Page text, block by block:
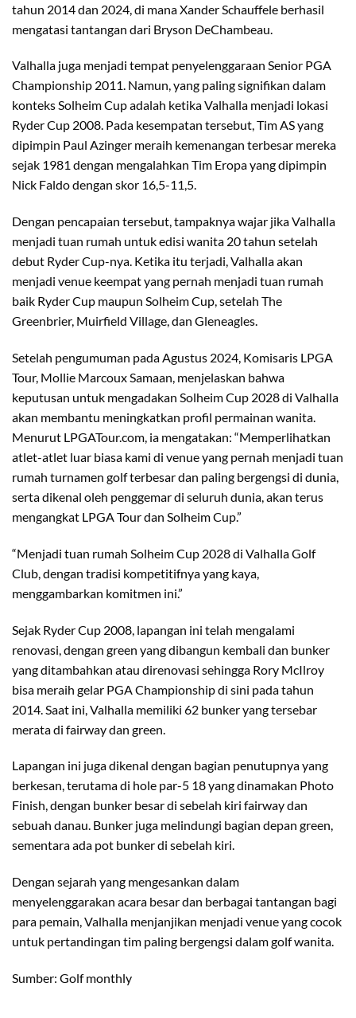
tahun 2014 dan 2024, di mana Xander Schauffele berhasil
mengatasi tantangan dari Bryson DeChambeau.
Valhalla juga menjadi tempat penyelenggaraan Senior PGA
Championship 2011. Namun, yang paling signifikan dalam
konteks Solheim Cup adalah ketika Valhalla menjadi lokasi
Ryder Cup 2008. Pada kesempatan tersebut, Tim AS yang
dipimpin Paul Azinger meraih kemenangan terbesar mereka
sejak 1981 dengan mengalahkan Tim Eropa yang dipimpin
Nick Faldo dengan skor 16,5-11,5.
Dengan pencapaian tersebut, tampaknya wajar jika Valhalla
menjadi tuan rumah untuk edisi wanita 20 tahun setelah
debut Ryder Cup-nya. Ketika itu terjadi, Valhalla akan
menjadi venue keempat yang pernah menjadi tuan rumah
baik Ryder Cup maupun Solheim Cup, setelah The
Greenbrier, Muirfield Village, dan Gleneagles.
Setelah pengumuman pada Agustus 2024, Komisaris LPGA
Tour, Mollie Marcoux Samaan, menjelaskan bahwa
keputusan untuk mengadakan Solheim Cup 2028 di Valhalla
akan membantu meningkatkan profil permainan wanita.
Menurut LPGATour.com, ia mengatakan: “Memperlihatkan
atlet-atlet luar biasa kami di venue yang pernah menjadi tuan
rumah turnamen golf terbesar dan paling bergengsi di dunia,
serta dikenal oleh penggemar di seluruh dunia, akan terus
mengangkat LPGA Tour dan Solheim Cup.”
“Menjadi tuan rumah Solheim Cup 2028 di Valhalla Golf
Club, dengan tradisi kompetitifnya yang kaya,
menggambarkan komitmen ini.”
Sejak Ryder Cup 2008, lapangan ini telah mengalami
renovasi, dengan green yang dibangun kembali dan bunker
yang ditambahkan atau direnovasi sehingga Rory McIlroy
bisa meraih gelar PGA Championship di sini pada tahun
2014. Saat ini, Valhalla memiliki 62 bunker yang tersebar
merata di fairway dan green.
Lapangan ini juga dikenal dengan bagian penutupnya yang
berkesan, terutama di hole par-5 18 yang dinamakan Photo
Finish, dengan bunker besar di sebelah kiri fairway dan
sebuah danau. Bunker juga melindungi bagian depan green,
sementara ada pot bunker di sebelah kiri.
Dengan sejarah yang mengesankan dalam
menyelenggarakan acara besar dan berbagai tantangan bagi
para pemain, Valhalla menjanjikan menjadi venue yang cocok
untuk pertandingan tim paling bergengsi dalam golf wanita.
Sumber: Golf monthly